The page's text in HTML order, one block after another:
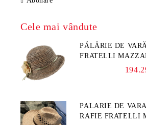
Cele mai vândute
PĂLĂRIE DE
FRATELLI
NATURAL/FLORI
PALARIE DE
RAFIE FRATELLI